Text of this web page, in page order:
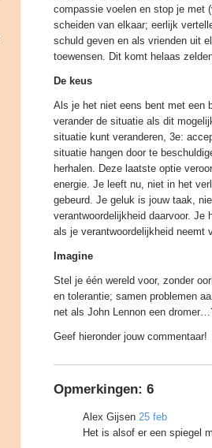
compassie voelen en stop je met
scheiden van elkaar; eerlijk
schuld geven en als vrienden uit
toewensen. Dit komt helaas
De keus
Als je het niet eens bent met een
verander de situatie als dit
situatie kunt veranderen, 3e:
situatie hangen door te
herhalen. Deze laatste optie
energie. Je leeft nu, niet in het
gebeurd. Je geluk is jouw taak,
verantwoordelijkheid daarvoor.
als je verantwoordelijkheid neemt
Imagine
Stel je één wereld voor, zonder
en tolerantie; samen problemen
net als John Lennon een
Geef hieronder jouw commentaar!
Opmerkingen: 6
Alex Gijsen 25 feb
Het is alsof er een spiegel